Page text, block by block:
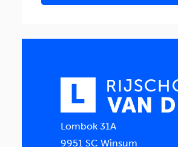
Lombok 31A
9951 SC Winsum